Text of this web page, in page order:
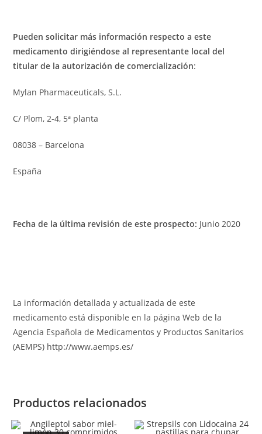
Pueden solicitar más información respecto a este
medicamento dirigiéndose al representante local del
titular de la autorización de comercialización:
Mylan Pharmaceuticals, S.L.
C/ Plom, 2-4, 5ª planta
08038 – Barcelona
España
Fecha de la última revisión de este prospecto: Junio 2020
La información detallada y actualizada de este
medicamento está disponible en la página Web de la
Agencia Española de Medicamentos y Productos Sanitarios
(AEMPS) http://www.aemps.es/
Productos relacionados